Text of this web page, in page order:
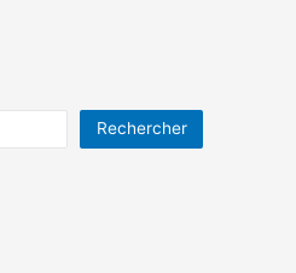
Rechercher